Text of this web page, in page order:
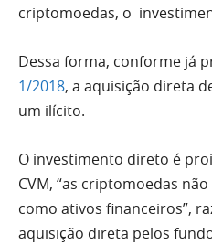
criptomoedas, o
Dessa forma, conforme já
1/2018, a aquisição direta
um ilícito.
O investimento direto é
CVM, “as criptomoedas
como ativos financeiros”,
aquisição direta pelos